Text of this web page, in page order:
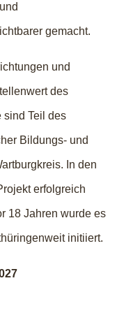
gemacht.
und
des
sind Teil des
Bildungs- und
In den
erfolgreich
18 Jahren wurde es
initiiert.